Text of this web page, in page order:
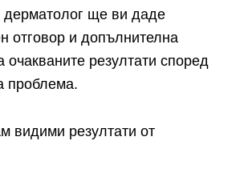
ще ви даде
отговор и допълнителна
резултати според
проблема.
видими резултати от